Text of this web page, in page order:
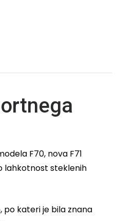
F70, nova F71
lahkotnost steklenih
po kateri je bila znana